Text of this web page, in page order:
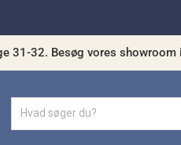
31-32. Besøg vores